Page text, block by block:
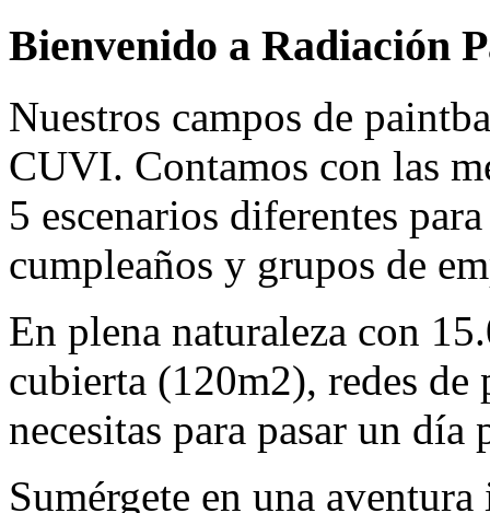
Bienvenido a Radiación
Nuestros campos de
CUVI. Contamos con las
5 escenarios diferentes
cumpleaños y grupos de
En plena naturaleza con
cubierta (120m2), redes
necesitas para pasar un día
Sumérgete en una